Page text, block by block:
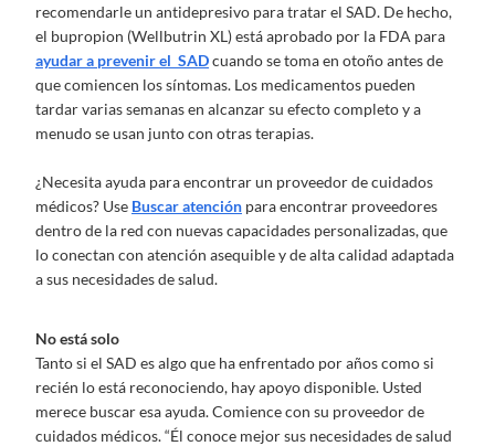
recomendarle un antidepresivo para tratar el SAD. De hecho,
el bupropion (Wellbutrin XL) está aprobado por la FDA para
ayudar a prevenir el SADcuando se toma en otoño antes de
que comiencen los síntomas. Los medicamentos pueden
tardar varias semanas en alcanzar su efecto completo y a
menudo se usan junto con otras terapias.
¿Necesita ayuda para encontrar un proveedor de cuidados
médicos? Use Buscar atención para encontrar proveedores
dentro de la red con nuevas capacidades personalizadas, que
lo conectan con atención asequible y de alta calidad adaptada
a sus necesidades de salud.
No está solo
Tanto si el SAD es algo que ha enfrentado por años como si
recién lo está reconociendo, hay apoyo disponible. Usted
merece buscar esa ayuda. Comience con su proveedor de
cuidados médicos. “Él conoce mejor sus necesidades de salud